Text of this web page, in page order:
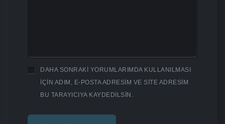
DAHA SONRAKI YORUMLARIMDA KULLANILMASI
IÇIN ADIM, E-POSTA ADRESIM VE SITE ADRESIM
BU TARAYICIYA KAYDEDILSIN.